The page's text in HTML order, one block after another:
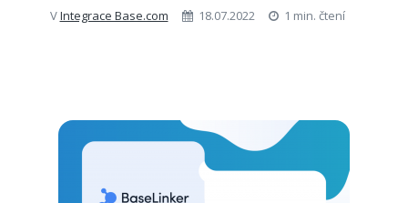
VIntegrace Base.com 18.07.2022 1 min. čtení